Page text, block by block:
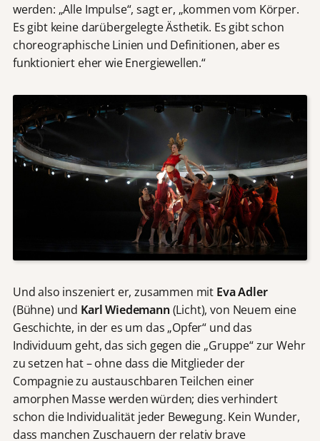
werden: „Alle Impulse“, sagt er, „kommen vom Körper.
Es gibt keine darübergelegte Ästhetik. Es gibt schon
choreographische Linien und Definitionen, aber es
funktioniert eher wie Energiewellen.“
Und also inszeniert er, zusammen mit Eva Adler
(Bühne) und Karl Wiedemann(Licht), von Neuem eine
Geschichte, in der es um das „Opfer“ und das
Individuum geht, das sich gegen die „Gruppe“ zur Wehr
zu setzen hat – ohne dass die Mitglieder der
Compagnie zu austauschbaren Teilchen einer
amorphen Masse werden würden; dies verhindert
schon die Individualität jeder Bewegung. Kein Wunder,
dass manchen Zuschauern der relativ brave